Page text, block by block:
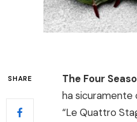
SHARE The Four
ha sicuramente
“Le Quattro